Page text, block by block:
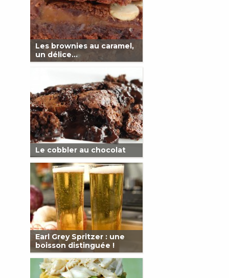
Les brownies au caramel,
un délice…
Le cobbler au chocolat
Earl Grey Spritzer : une
boisson distinguée !